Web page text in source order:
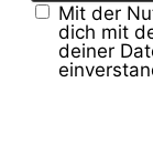
Mit der
dich mit
deiner